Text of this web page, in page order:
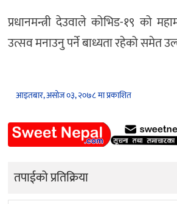
प्रधानमन्त्री देउवाले कोभिड-१९ को
उत्सव मनाउनु पर्ने बाध्यता रहेको समेत
आइतबार, असोज ०३, २०७८ मा प्रकाशित
तपाईको प्रतिक्रिया